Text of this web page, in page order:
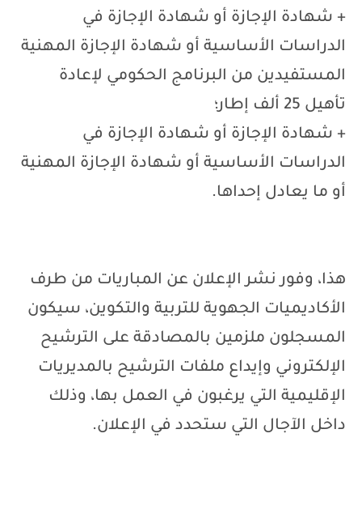
+ شهادة الإجازة أو شهادة الإجازة في
الدراسات الأساسية أو شهادة الإجازة المهنية
المستفيدين من البرنامج الحكومي لإعادة
تأهيل 25 ألف إطار؛
+ شهادة الإجازة أو شهادة الإجازة في
الدراسات الأساسية أو شهادة الإجازة المهنية
أو ما يعادل إحداها.
هذا، وفور نشر الإعلان عن المباريات من طرف
الأكاديميات الجهوية للتربية والتكوين، سيكون
المسجلون ملزمين بالمصادقة على الترشيح
الإلكتروني وإيداع ملفات الترشيح بالمديريات
الإقليمية التي يرغبون في العمل بها، وذلك
داخل الآجال التي ستحدد في الإعلان.